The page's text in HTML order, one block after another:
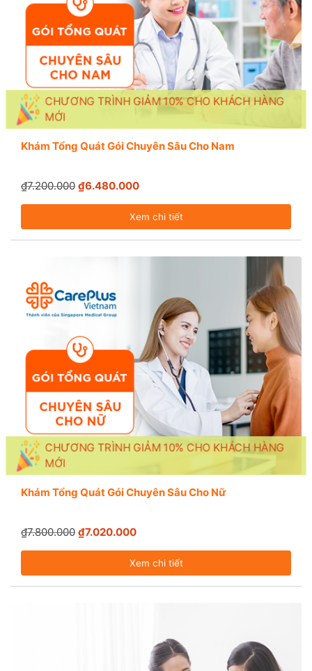
CHƯƠNG TRÌNH GIẢM 10% CHO KHÁCH HÀNG
MỚI
Khám Tổng Quát Gói Chuyên Sâu Cho Nam
₫7.200.000 ₫6.480.000
Xem chi tiết
CHƯƠNG TRÌNH GIẢM 10% CHO KHÁCH HÀNG
MỚI
Khám Tổng Quát Gói Chuyên Sâu Cho Nữ
₫7.800.000 ₫7.020.000
Xem chi tiết